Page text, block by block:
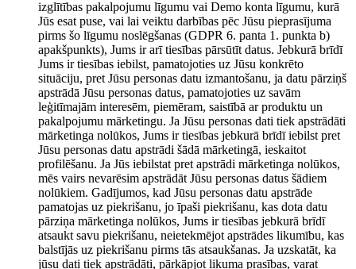
izglītības pakalpojumu līgumu vai Demo konta līgumu, kurā
Jūs esat puse, vai lai veiktu darbības pēc Jūsu pieprasījuma
pirms šo līgumu noslēgšanas (GDPR 6. panta 1. punkta b)
apakšpunkts), Jums ir arī tiesības pārsūtīt datus. Jebkurā brīdī
Jums ir tiesības iebilst, pamatojoties uz Jūsu konkrēto
situāciju, pret Jūsu personas datu izmantošanu, ja datu pārziņš
apstrādā Jūsu personas datus, pamatojoties uz savām
leģitīmajām interesēm, piemēram, saistībā ar produktu un
pakalpojumu mārketingu. Ja Jūsu personas dati tiek apstrādāti
mārketinga nolūkos, Jums ir tiesības jebkurā brīdī iebilst pret
Jūsu personas datu apstrādi šādā mārketingā, ieskaitot
profilēšanu. Ja Jūs iebilstat pret apstrādi mārketinga nolūkos,
mēs vairs nevarēsim apstrādāt Jūsu personas datus šādiem
nolūkiem. Gadījumos, kad Jūsu personas datu apstrāde
pamatojas uz piekrišanu, jo īpaši piekrišanu, kas dota datu
pārziņa mārketinga nolūkos, Jums ir tiesības jebkurā brīdī
atsaukt savu piekrišanu, neietekmējot apstrādes likumību, kas
balstījās uz piekrišanu pirms tās atsaukšanas. Ja uzskatāt, ka
jūsu dati tiek apstrādāti, pārkāpjot likuma prasības, varat